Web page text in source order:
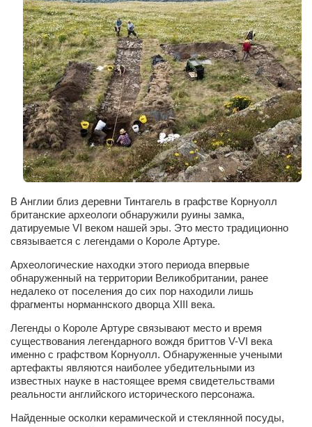
Сам себе доктор
Активный отдых
Курьезы
Досье
Арт-менеджеры
Лариса Ильченко
Орест Коваль
Тамара Кубракова
Елена Мельник
Вера Паненко
Семён Салатенко
Сергей Шепилов
Актёры
Валентин Бурый
Артём Мяус
Александра Сокол
Барды
Владимир Айзенберг
Игорь Добровольский
В Англии близ деревни Тинтагель в графстве Корнуолл
британские археологи обнаружили руины замка,
датируемые VI веком нашей эры. Это место традиционно
связывается с легендами о Короле Артуре.
Археологические находки этого периода впервые
обнаруженный на территории Великобритании, ранее
недалеко от поселения до сих пор находили лишь
фрагменты норманнского дворца XIII века.
Легенды о Короле Артуре связывают место и время
существования легендарного вождя бриттов V-VI века
именно с графством Корнуолл. Обнаруженные учеными
артефакты являются наиболее убедительными из
известных науке в настоящее время свидетельствами
реальности английского исторического персонажа.
Найденные осколки керамической и стеклянной посуды,